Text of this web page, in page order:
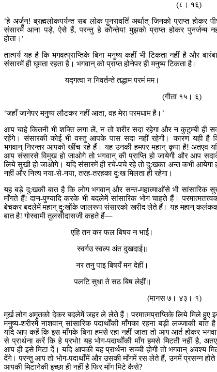
(८। १६)
‘हे अर्जुन! ब्रह्मलोकपर्यन्त सब लोक पुनरावर्ति अर्थात् जिनको प्राप्त होकर
संसारमें आना पड़े, ऐसे हैं, परन्तु हे कौन्तेय! मुझको प्राप्त होकर पुनर्जन्म
होता।’
तात्पर्य यह है कि भगवत्प्राप्तिके बिना मनुष्य कहीं भी टिकता नहीं है और
संसारमें ही घूमता रहता है। भगवान् को प्राप्त होनेपर ही मनुष्य टिकता है।
यद्‍गत्वा न निवर्तन्ते तद्धाम परमं मम।
(गीता १५। ६)
‘जहाँ जानेपर मनुष्य लौटकर नहीं आता, वह मेरा परमधाम है।’
आप चाहे कितनी भी शक्ति लगा लें, न तो शरीर सदा रहेगा और न कुटुम्बी ही
रहेंगे। संसारकी कोई भी वस्तु आपके पास सदा नहीं रहेगी। कारण यही है
भगवान् निरन्तर आपको खींच रहे हैं। यह उनकी हमपर महान् कृपा है! अतएव
आप संसारसे विमुख हो जाओगे तो भगवान् की प्राप्ति हो जायेगी और आप
लिये सुखी हो जाओगे। यदि संसारमें ही रचे-पचे रहे तो दु:खका अन्त कभी आयेगा
नहीं और नित्य नया-से-नया, तरह-तरहका दु:ख मिलता ही रहेगा।
यह बड़े दु:खकी बात है कि लोग भगवान् और सन्त-महात्माओंसे भी सांसारिक
माँगते हैं! दान-पुण्यादि करके भी बदलेमें सांसारिक भोग चाहते हैं।
बेचकर बदलेमें महान् दु:खोंके जालरूप संसारको खरीद लेते हैं। यह महान्
बात है! गोस्वामी तुलसीदासजी कहते हैं—
एहि तन कर फल बिषय न भाई।
स्वर्गउ स्वल्प अंत दुखदाई॥
नर तनु पाइ बिषयँ मन देहीं।
पलटि सुधा ते सठ बिष लेहीं॥
(मानस ७। ४३। १)
मूर्ख लोग अमृतको देकर बदलेमें जहर ले लेते हैं। परमात्मप्राप्तिके लिये मिले हुए
मनुष्य-शरीरमें नाशवान् सांसारिक पदार्थोंकी माँगका रहना बड़ी लज्जाकी बात
यदि आप कहें कि इस माँगके बिना हमसे रहा नहीं जाता तो आप आर्त होकर
से प्रार्थना करें कि हे प्रभो! यह भोग-पदार्थोंकी माँग हमसे मिटती नहीं है,
आप ही इसे मिटा दें। यदि आपकी यह प्रार्थना सच्ची होगी तो भगवान् अवश्य
देंगे। परन्तु आप तो भोग-पदार्थोंमें और उसकी माँगमें रस लेते हैं, उनमें प्रसन्न होते
आपकी मिटानेकी इच्छा ही नहीं है फिर माँग मिटे कैसे?